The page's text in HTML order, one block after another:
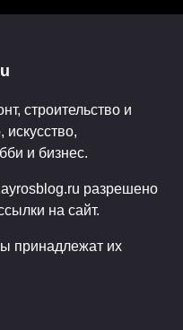
строительство и
искусство,
и бизнес.
разрешено
на сайт.
принадлежат их